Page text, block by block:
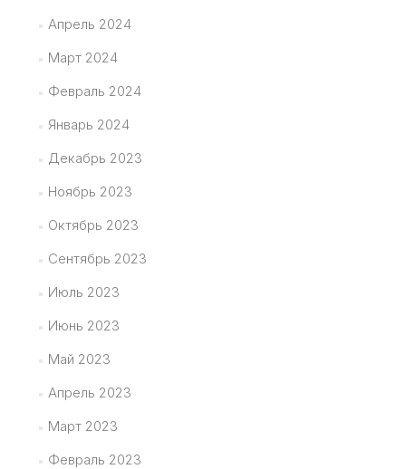
Апрель 2024
Март 2024
Февраль 2024
Январь 2024
Декабрь 2023
Ноябрь 2023
Октябрь 2023
Сентябрь 2023
Июль 2023
Июнь 2023
Май 2023
Апрель 2023
Март 2023
Февраль 2023